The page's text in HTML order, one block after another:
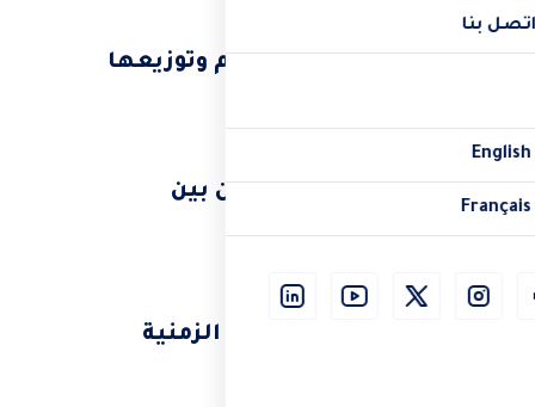
اتصل بنا
إنشاء المهام وتوزيعها
أدوات التعاون بين
تتبع الجداول الزمنية